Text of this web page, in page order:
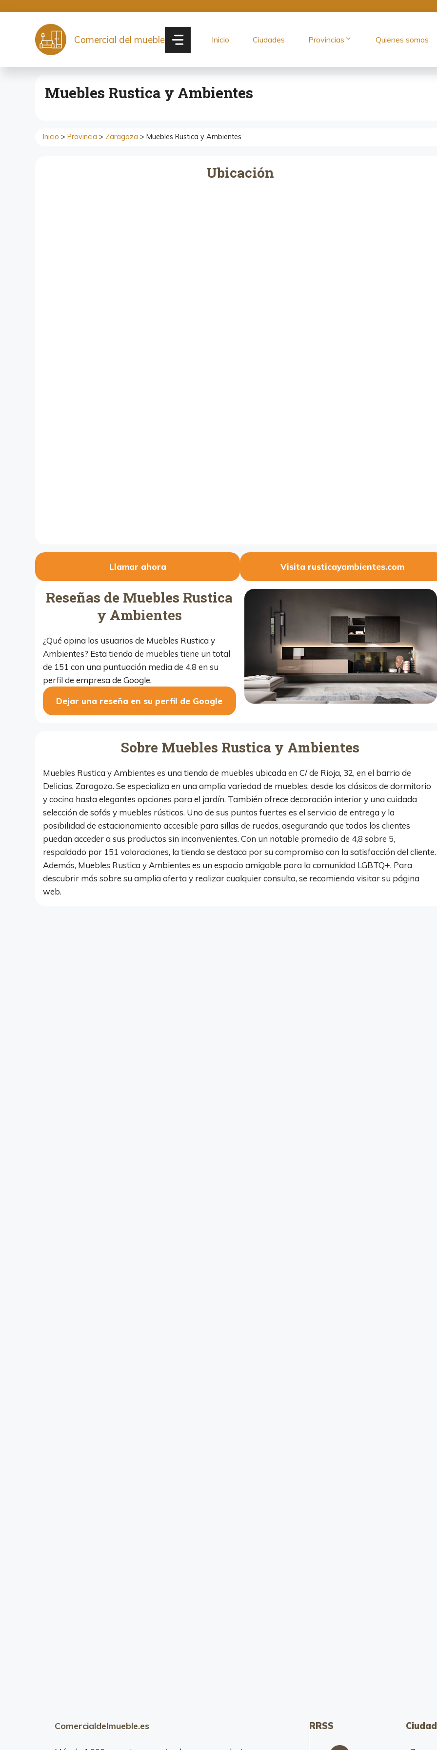
contenido
Comercial del mueble Inicio Ciudades Provincias Quienes somos
Muebles Rustica y Ambientes
Inicio > Provincia > Zaragoza > Muebles Rustica y Ambientes
Ubicación
Llamar ahora Visita rusticayambientes.com
Reseñas de Muebles Rustica
y Ambientes
¿Qué opina los usuarios de Muebles Rustica y
Ambientes? Esta tienda de muebles tiene un total
de 151 con una puntuación media de 4,8 en su
perfil de empresa de Google.
Dejar una reseña en su perfil de Google
Sobre Muebles Rustica y Ambientes
Muebles Rustica y Ambientes es una tienda de muebles ubicada en C/ de Rioja, 32, en el barrio de
Delicias, Zaragoza. Se especializa en una amplia variedad de muebles, desde los clásicos de dormitorio
y cocina hasta elegantes opciones para el jardín. También ofrece decoración interior y una cuidada
selección de sofás y muebles rústicos. Uno de sus puntos fuertes es el servicio de entrega y la
posibilidad de estacionamiento accesible para sillas de ruedas, asegurando que todos los clientes
puedan acceder a sus productos sin inconvenientes. Con un notable promedio de 4,8 sobre 5,
respaldado por 151 valoraciones, la tienda se destaca por su compromiso con la satisfacción del cliente.
Además, Muebles Rustica y Ambientes es un espacio amigable para la comunidad LGBTQ+. Para
descubrir más sobre su amplia oferta y realizar cualquier consulta, se recomienda visitar su página
web.
Comercialdelmueble.es RRSS